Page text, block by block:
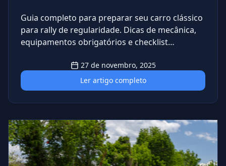
Guia completo para preparar seu carro clássico
para rally de regularidade. Dicas de mecânica,
equipamentos obrigatórios e checklist
27 de novembro, 2025
Ler artigo completo